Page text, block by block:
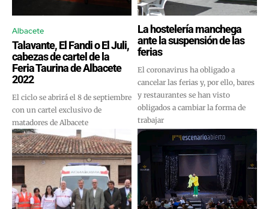
Albacete
Talavante, El Fandi o El Juli,
cabezas de cartel de la
Feria Taurina de Albacete
2022
El ciclo se abrirá el 8 de septiembre
con un cartel exclusivo de
matadores de Albacete
La hostelería manchega
ante la suspensión de las
ferias
El coronavirus ha obligado a
cancelar las ferias y, por ello, bares
y restaurantes se han visto
obligados a cambiar la forma de
trabajar